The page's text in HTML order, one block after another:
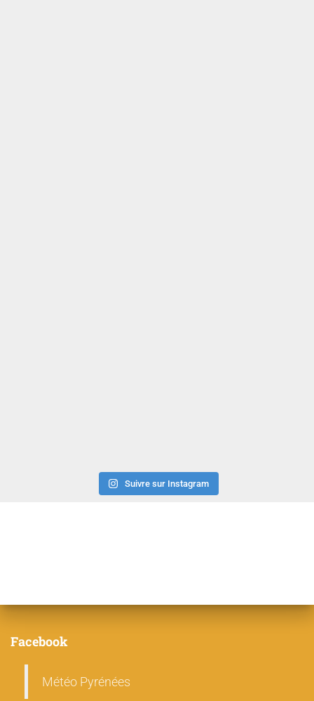
Suivre sur Instagram
Facebook
Météo Pyrénées